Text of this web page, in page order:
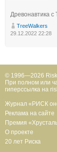
Древонавтика с
TreeWalkers
29.12.2022 22:28
© 1996—2026
При полном или
гиперссылка на
Журнал «РИСК
Реклама на сайте
Премия
О проекте
20 лет Риска